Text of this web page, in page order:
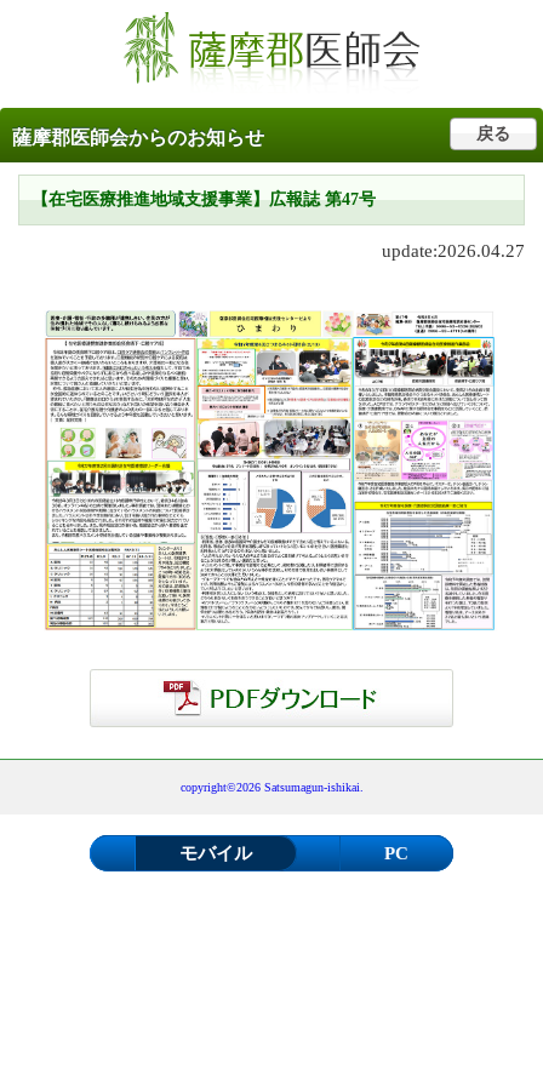
薩摩郡医師会からのお知らせ 戻る
【在宅医療推進地域支援事業】広報誌 第47号
update:2026.04.27
copyright©2026 Satsumagun-ishikai.
モバイル PC